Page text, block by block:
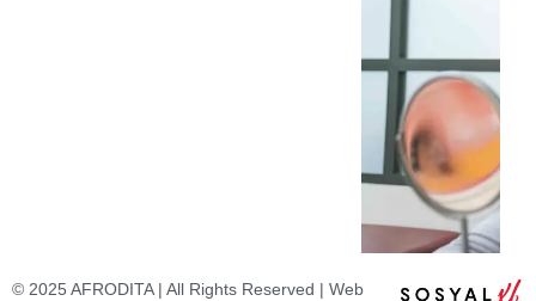
© 2025 AFRODITA | All Rights Reserved | Web